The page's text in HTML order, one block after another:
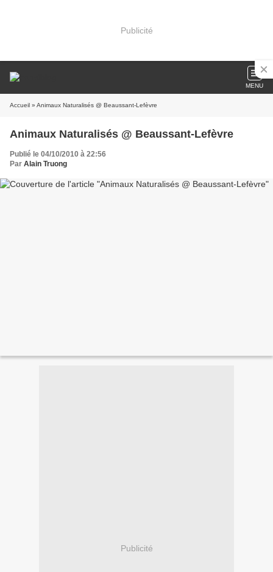
Publicité
MENU
Accueil » Animaux Naturalisés @ Beaussant-Lefèvre
Animaux Naturalisés @ Beaussant-Lefèvre
Publié le 04/10/2010 à 22:56
Par Alain Truong
Publicité